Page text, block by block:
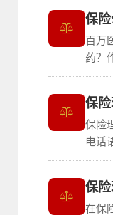
师
理。
百万
药？
以上
咨
一下
心法
保险
电话
险理
议
在保